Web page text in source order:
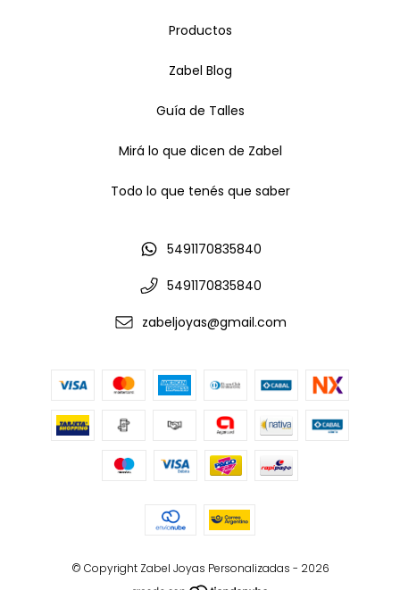
Productos
Zabel Blog
Guía de Talles
Mirá lo que dicen de Zabel
Todo lo que tenés que saber
5491170835840
5491170835840
zabeljoyas@gmail.com
© Copyright Zabel Joyas Personalizadas - 2026